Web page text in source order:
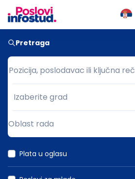
Pretraga
Pozicija, poslodavac ili ključna reč
Pozicija, poslodavac ili ključna reč
Grad
Izaberite grad
Oblast rada
Plata u oglasu